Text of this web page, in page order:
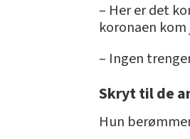
– Her er det
koronaen
– Ingen
Skryt til de
Hun